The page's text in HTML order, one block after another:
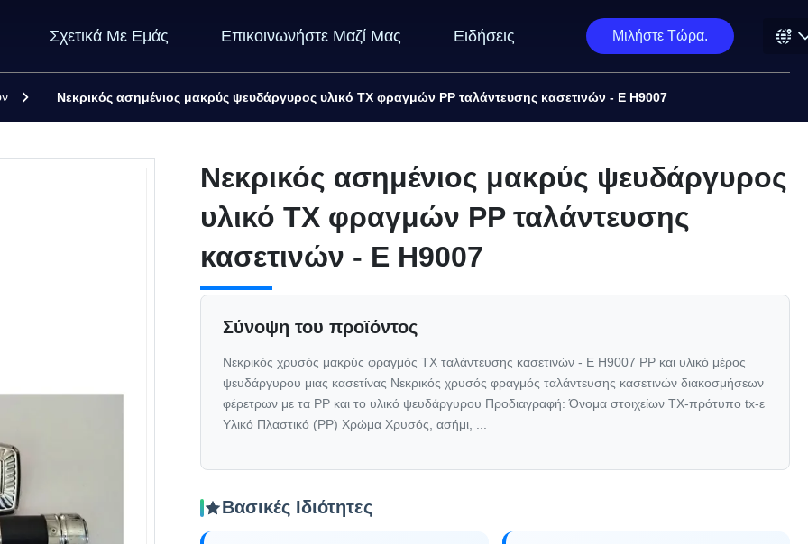
Σχετικά Με Εμάς Επικοινωνήστε Μαζί Μας Ειδήσεις Μιλήστε Τώρα.
Νεκρικός ασημένιος μακρύς ψευδάργυρος υλικό TX φραγμών PP ταλάντευσης κασετινών - Ε H9007
Νεκρικός ασημένιος μακρύς ψευδάργυρος
υλικό TX φραγμών PP ταλάντευσης
κασετινών - Ε H9007
Σύνοψη του προϊόντος
Νεκρικός χρυσός μακρύς φραγμός TX ταλάντευσης κασετινών - Ε H9007 PP και υλικό μέρος
ψευδάργυρου μιας κασετίνας Νεκρικός χρυσός φραγμός ταλάντευσης κασετινών διακοσμήσεων
φέρετρων με τα PP και το υλικό ψευδάργυρου Προδιαγραφή: Όνομα στοιχείων TX-πρότυπο tx-ε
Υλικό Πλαστικό (PP) Χρώμα Χρυσός, ασήμι, ...
Βασικές Ιδιότητες